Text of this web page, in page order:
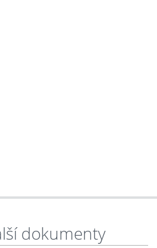
dokumenty